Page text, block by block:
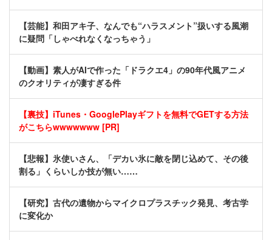
【芸能】和田アキ子、なんでも“ハラスメント”扱いする風潮
に疑問「しゃべれなくなっちゃう」
【動画】素人がAIで作った「ドラクエ4」の90年代風アニメ
のクオリティが凄すぎる件
【裏技】iTunes・GooglePlayギフトを無料でGETする方法
がこちらwwwwwww [PR]
【悲報】氷使いさん、「デカい氷に敵を閉じ込めて、その後
割る」くらいしか技が無い……
【研究】古代の遺物からマイクロプラスチック発見、考古学
に変化か